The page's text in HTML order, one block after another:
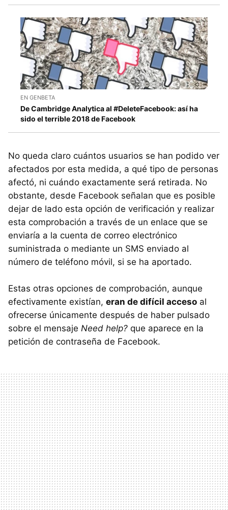
EN GENBETA
De Cambridge Analytica al #DeleteFacebook: así ha
sido el terrible 2018 de Facebook
No queda claro cuántos usuarios se han podido ver
afectados por esta medida, a qué tipo de personas
afectó, ni cuándo exactamente será retirada. No
obstante, desde Facebook señalan que es posible
dejar de lado esta opción de verificación y realizar
esta comprobación a través de un enlace que se
enviaría a la cuenta de correo electrónico
suministrada o mediante un SMS enviado al
número de teléfono móvil, si se ha aportado.
Estas otras opciones de comprobación, aunque
efectivamente existían, eran de difícil acceso al
ofrecerse únicamente después de haber pulsado
sobre el mensaje Need help? que aparece en la
petición de contraseña de Facebook.